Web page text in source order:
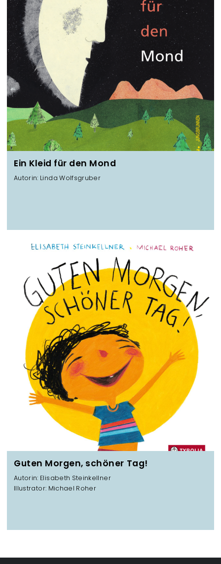
Ein Kleid für den Mond
Autorin: Linda Wolfsgruber
Guten Morgen, schöner Tag!
Autorin: Elisabeth Steinkellner
Illustrator: Michael Roher